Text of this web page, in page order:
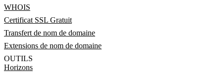
WHOIS
Certificat SSL Gratuit
Transfert de nom de domaine
Extensions de nom de domaine
OUTILS
Horizons